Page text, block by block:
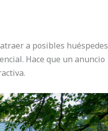
a posibles
Hace que un anuncio